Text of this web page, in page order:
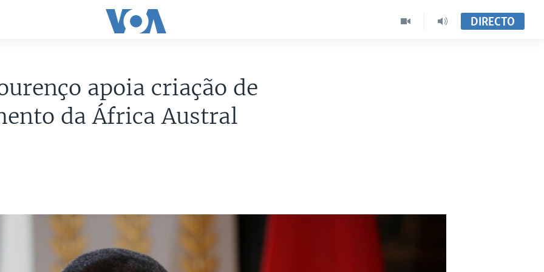
DIRECTO
apoia criação de
da África Austral